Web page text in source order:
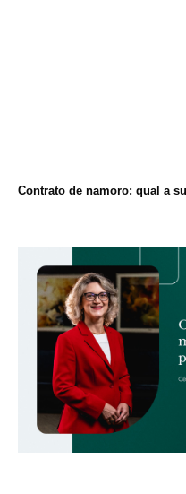
Contrato de namoro: qual a